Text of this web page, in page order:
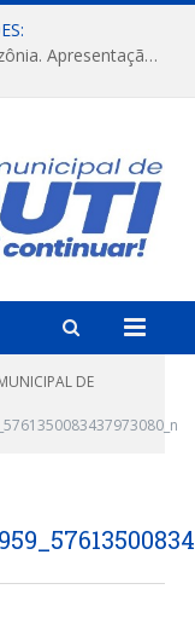
FESTRIBAL 2026 – No Coração da Amazônia. Apresentação da Munduruku.
DE